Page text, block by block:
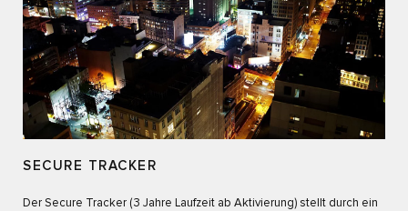
SECURE TRACKER
Der Secure Tracker (3 Jahre Laufzeit ab Aktivierung) stellt durch ein